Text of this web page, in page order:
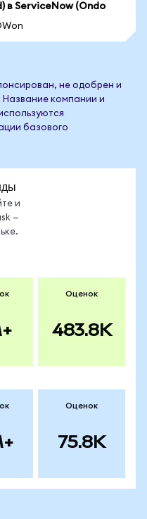
в ServiceNow (Ondo
не одобрен и
компании и
базового
и
—
Оценок
483.8K
Оценок
75.8K